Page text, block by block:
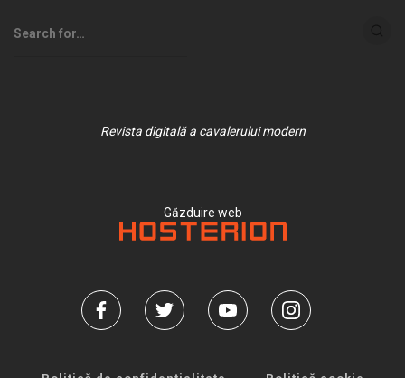
Revista digitală a cavalerului modern
Găzduire web